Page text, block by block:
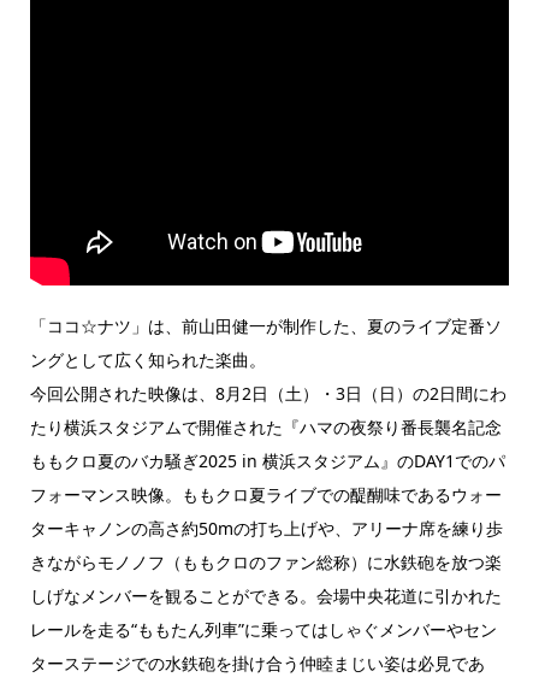
「ココ☆ナツ」は、前山田健一が制作した、夏のライブ定番ソ
ングとして広く知られた楽曲。
今回公開された映像は、8月2日（土）・3日（日）の2日間にわ
たり横浜スタジアムで開催された『ハマの夜祭り番長襲名記念
ももクロ夏のバカ騒ぎ2025 in 横浜スタジアム』のDAY1でのパ
フォーマンス映像。ももクロ夏ライブでの醍醐味であるウォー
ターキャノンの高さ約50mの打ち上げや、アリーナ席を練り歩
きながらモノノフ（ももクロのファン総称）に水鉄砲を放つ楽
しげなメンバーを観ることができる。会場中央花道に引かれた
レールを走る“ももたん列車”に乗ってはしゃぐメンバーやセン
ターステージでの水鉄砲を掛け合う仲睦まじい姿は必見であ